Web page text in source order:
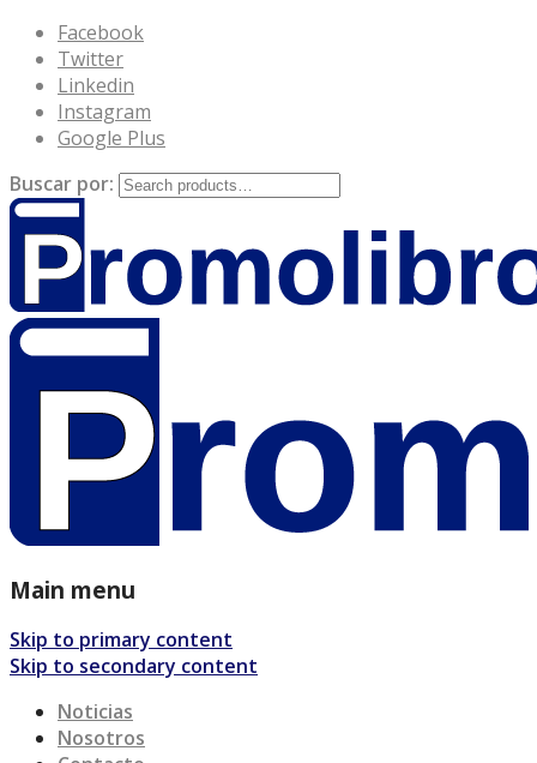
Facebook
Twitter
Linkedin
Instagram
Google Plus
Buscar por:
Main menu
Skip to primary content
Skip to secondary content
Noticias
Nosotros